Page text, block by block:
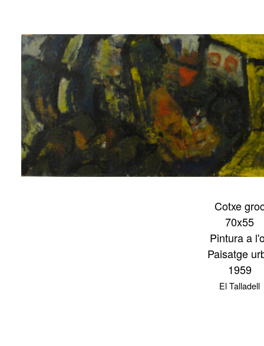
Lluís
Trepat
Cotxe
70x55
Pintura a
Paisatge
1959
El Talladell